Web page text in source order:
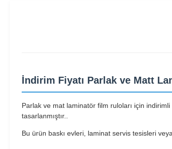
İndirim Fiyatı Parlak ve Matt
Parlak ve mat laminatör film ruloları için
tasarlanmıştır..
Bu ürün baskı evleri, laminat servis tesisleri